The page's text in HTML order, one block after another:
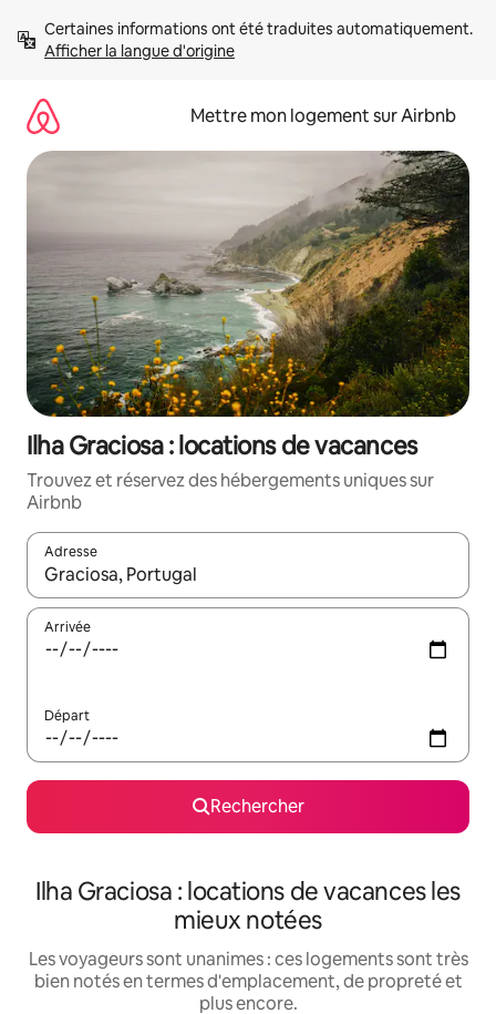
directement
Afficher la langue d'origine
Mettre mon logement sur Airbnb
Ilha Graciosa : locations de vacances
Trouvez et réservez des hébergements uniques sur
Airbnb
Adresse
Lorsque les résultats s'affichent, utilisez les flèches vers le
Arrivée
Départ
Rechercher
Ilha Graciosa : locations de vacances les
mieux notées
Les voyageurs sont unanimes : ces logements sont très
bien notés en termes d'emplacement, de propreté et
plus encore.